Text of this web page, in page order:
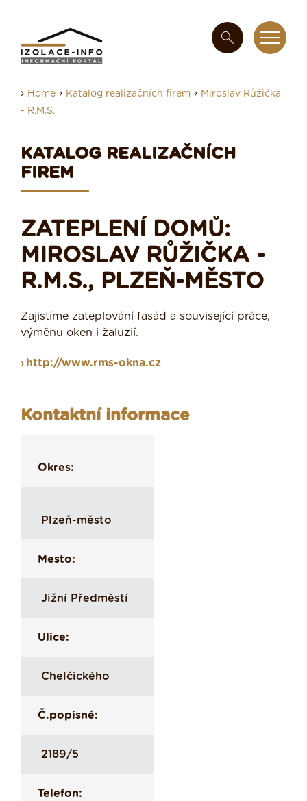
› Home › Katalog realizačních firem › Miroslav Růžička
- R.M.S.
KATALOG REALIZAČNÍCH
FIREM
ZATEPLENÍ DOMŮ:
MIROSLAV RŮŽIČKA -
R.M.S., PLZEŇ-MĚSTO
Zajistíme zateplování fasád a související práce,
výměnu oken i žaluzií.
http://www.rms-okna.cz
Kontaktní informace
Okres:
Plzeň-město
Mesto:
Jižní Předměstí
Ulice:
Chelčického
Č.popisné:
2189/5
Telefon: